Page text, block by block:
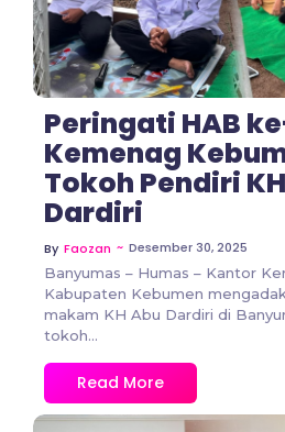
Peringati HAB
Kemenag
Tokoh Pendiri
Dardiri
By Faozan ~ Desember 30, 2025
Banyumas – Humas – Kantor
Kabupaten Kebumen
makam KH Abu Dardiri di
tokoh...
Read More